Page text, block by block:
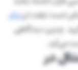
است جفت ارزدلار
چنین دیدگاهی
می‌آید.
در